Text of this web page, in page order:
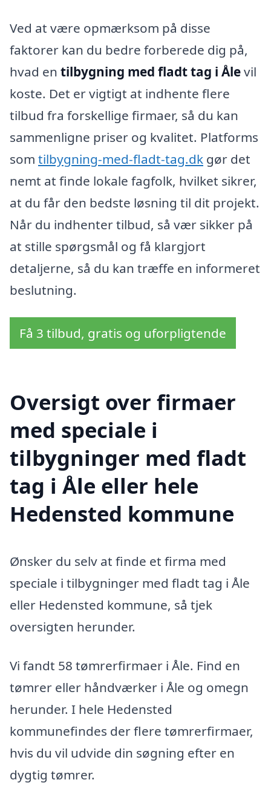
Ved at være opmærksom på disse
faktorer kan du bedre forberede dig på,
hvad en tilbygning med fladt tag i Ålevil
koste. Det er vigtigt at indhente flere
tilbud fra forskellige firmaer, så du kan
sammenligne priser og kvalitet. Platforms
som tilbygning-med-fladt-tag.dk gør det
nemt at finde lokale fagfolk, hvilket sikrer,
at du får den bedste løsning til dit projekt.
Når du indhenter tilbud, så vær sikker på
at stille spørgsmål og få klargjort
detaljerne, så du kan træffe en informeret
beslutning.
Få 3 tilbud, gratis og uforpligtende
Oversigt over firmaer
med speciale i
tilbygninger med fladt
tag i Åle eller hele
Hedensted kommune
Ønsker du selv at finde et firma med
speciale i tilbygninger med fladt tag i Åle
eller Hedensted kommune, så tjek
oversigten herunder.
Vi fandt 58 tømrerfirmaer i Åle. Find en
tømrer eller håndværker i Åle og omegn
herunder. I hele Hedensted
kommunefindes der flere tømrerfirmaer,
hvis du vil udvide din søgning efter en
dygtig tømrer.